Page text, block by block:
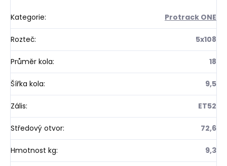
Kategorie: Protrack ONE
Rozteč: 5x108
Průměr kola: 18
Šířka kola: 9,5
Zális: ET52
Středový otvor: 72,6
Hmotnost kg: 9,3